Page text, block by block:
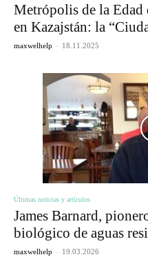
Metrópolis de la Edad
en Kazajstán: la
maxwelhelp - 18.11.2025
Últimas noticias y artículos
James Barnard,
biológico de aguas
maxwelhelp - 19.03.2026